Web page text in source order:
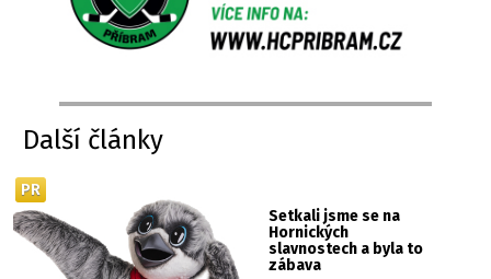
Další články
Setkali jsme se na
Hornických
slavnostech a byla to
zábava
PR